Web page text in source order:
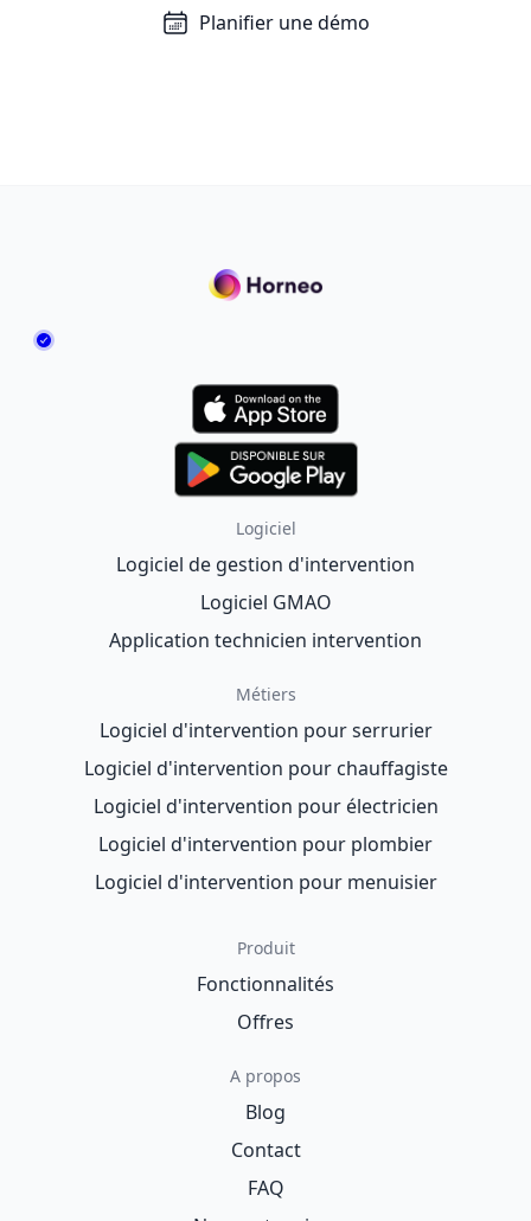
Planifier une démo
Logiciel
Logiciel de gestion d'intervention
Logiciel GMAO
Application technicien intervention
Métiers
Logiciel d'intervention pour serrurier
Logiciel d'intervention pour chauffagiste
Logiciel d'intervention pour électricien
Logiciel d'intervention pour plombier
Logiciel d'intervention pour menuisier
Produit
Fonctionnalités
Offres
A propos
Blog
Contact
FAQ